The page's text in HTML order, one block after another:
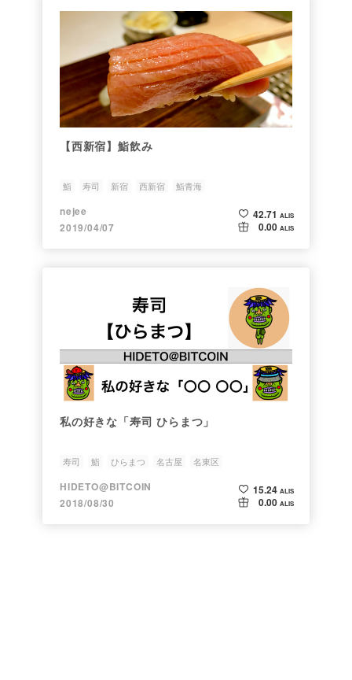
【西新宿】鮨飲み
鮨 寿司 新宿 西新宿 鮨青海
nejee
2019/04/07
42.71 ALIS
0.00 ALIS
私の好きな「寿司 ひらまつ」
寿司 鮨 ひらまつ 名古屋 名東区
HIDETO@BITCOIN
2018/08/30
15.24 ALIS
0.00 ALIS